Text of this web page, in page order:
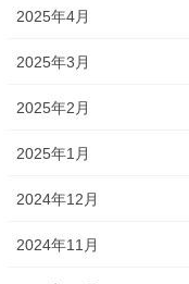
2025年4月
2025年3月
2025年2月
2025年1月
2024年12月
2024年11月